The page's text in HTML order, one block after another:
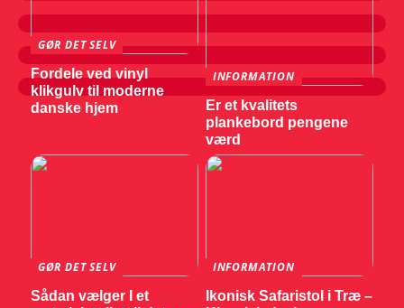
GØR DET SELV
Fordele ved vinyl
klikgulv til moderne
danske hjem
INFORMATION
Er et kvalitets
plankebord pengene
værd
GØR DET SELV
Sådan vælger I et
INFORMATION
Ikonisk Safaristol i Træ –